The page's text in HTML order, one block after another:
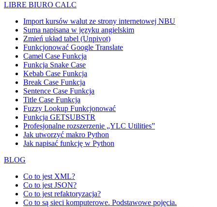
LIBRE BIURO CALC
Import kursów walut ze strony internetowej NBU
Suma napisana w języku angielskim
Zmień układ tabel (Unpivot)
Funkcjonować Google Translate
Camel Case Funkcja
Funkcja Snake Case
Kebab Case Funkcja
Break Case Funkcja
Sentence Case Funkcja
Title Case Funkcja
Fuzzy Lookup Funkcjonować
Funkcja GETSUBSTR
Profesjonalne rozszerzenie „YLC Utilities”
Jak utworzyć makro Python
Jak napisać funkcję w Python
BLOG
Co to jest XML?
Co to jest JSON?
Co to jest refaktoryzacja?
Co to są sieci komputerowe. Podstawowe pojęcia.